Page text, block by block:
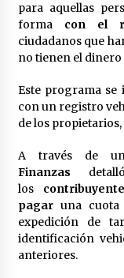
2 meses atrás
2
para aquellas
forma con el
ciudadanos que
no tienen el
Este programa
con un registro
de los propietarios,
A través de un
Finanzas
los
pagaruna cuota
expedición de
identificación
anteriores.